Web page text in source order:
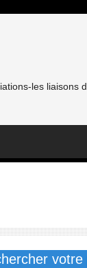
les liaisons